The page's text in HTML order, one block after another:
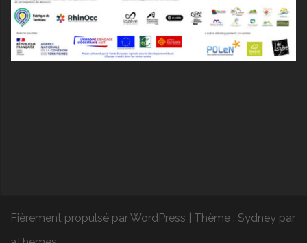
Fièrement propulsé par WordPress Thème : Sydney par